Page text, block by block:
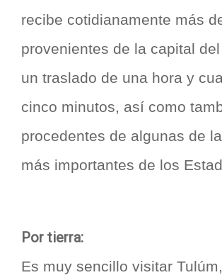
recibe cotidianamente más
provenientes de la capital
un traslado de una hora y
cinco minutos, así como
procedentes de algunas de
más importantes de los
Por tierra:
Es muy sencillo visitar Tulúm,